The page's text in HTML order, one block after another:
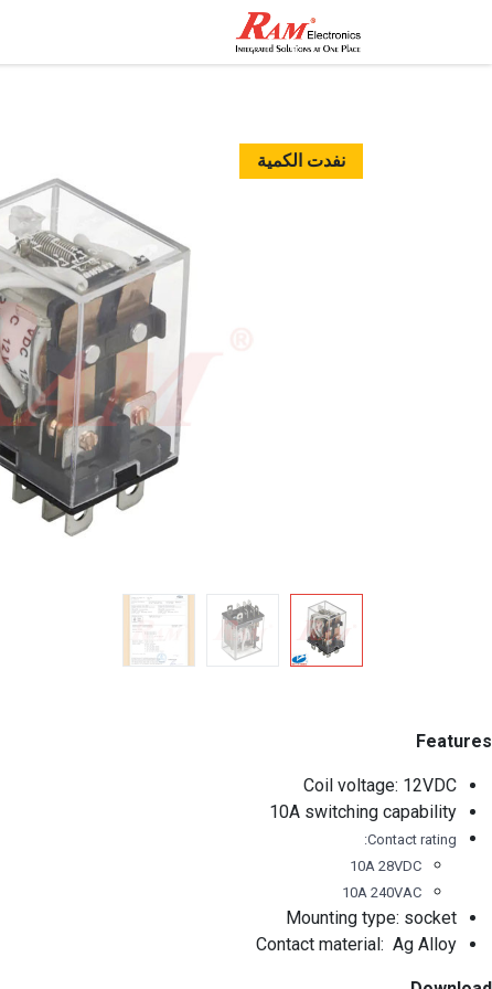
نفدت الكمية
Features
Coil voltage: 12VDC
10A switching capability
Contact rating:
10A 28VDC
10A 240VAC
Mounting type: socket
Contact material: Ag Alloy